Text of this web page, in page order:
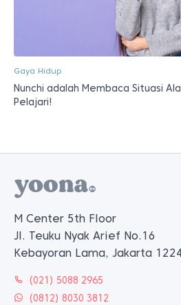
Gaya Hidup
Nunchi adalah Membaca Situasi
Pelajari!
M Center 5th Floor
Jl. Teuku Nyak Arief No.16
Kebayoran Lama, Jakarta
(021) 5088 2965
(0812) 8030 3812